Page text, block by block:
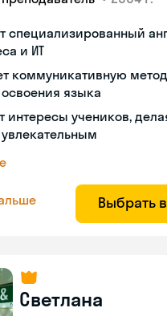
специализированный
и ИТ
коммуникативную
языка
интересы учеников,
Выбрать
Светлана